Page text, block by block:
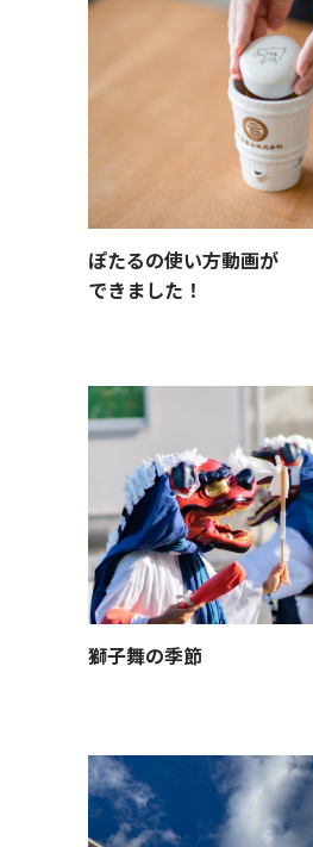
ぽたるの使い方動画が
できました！
獅子舞の季節